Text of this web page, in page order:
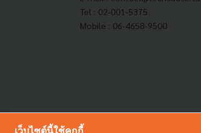
Tel : 02-001-5375
Mobile : 06-4658-9500
เว็บไซต์นี้ใช้คุกกี้